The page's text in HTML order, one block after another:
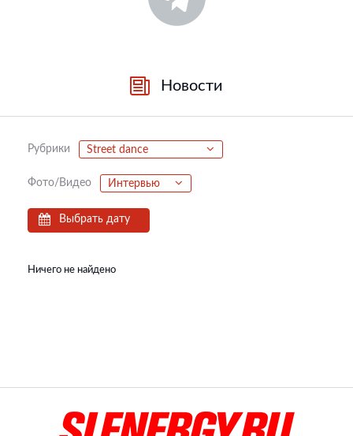
Новости
Рубрики Street dance
Фото/Видео Интервью
Выбрать дату
Ничего не найдено